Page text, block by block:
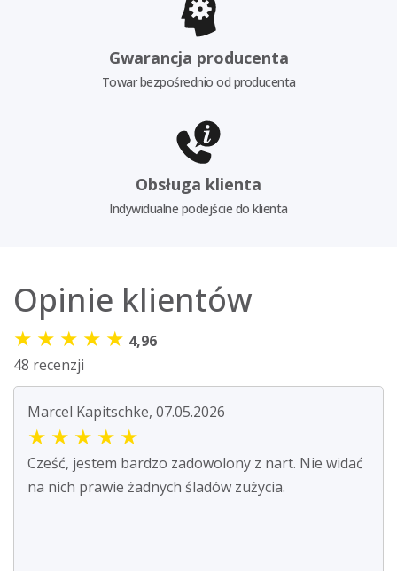
Gwarancja producenta
Towar bezpośrednio od producenta
Obsługa klienta
Indywidualne podejście do klienta
Opinie klientów
★ ★ ★ ★ ★ 4,96
48 recenzji
Marcel Kapitschke, 07.05.2026
★ ★ ★ ★ ★
Cześć, jestem bardzo zadowolony z nart. Nie widać
na nich prawie żadnych śladów zużycia.